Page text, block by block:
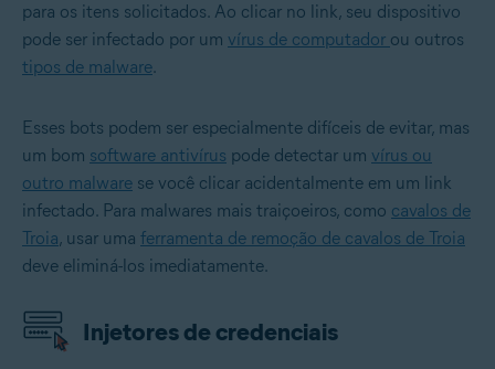
para os itens solicitados. Ao clicar no link, seu dispositivo
pode ser infectado por um vírus de computador ou outros
tipos de malware.
Esses bots podem ser especialmente difíceis de evitar, mas
um bom software antivírus pode detectar um vírus ou
outro malware se você clicar acidentalmente em um link
infectado. Para malwares mais traiçoeiros, como cavalos de
Troia, usar uma ferramenta de remoção de cavalos de Troia
deve eliminá-los imediatamente.
Injetores de credenciais